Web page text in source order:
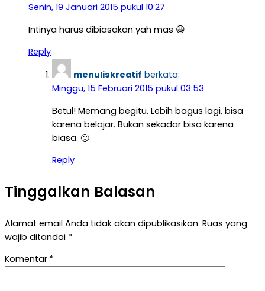
Senin, 19 Januari 2015 pukul 10:27
Intinya harus dibiasakan yah mas 😀
Reply
menuliskreatif berkata:
Minggu, 15 Februari 2015 pukul 03:53
Betul! Memang begitu. Lebih bagus lagi, bisa
karena belajar. Bukan sekadar bisa karena
biasa. 🙂
Reply
Tinggalkan Balasan
Alamat email Anda tidak akan dipublikasikan. Ruas yang
wajib ditandai *
Komentar *